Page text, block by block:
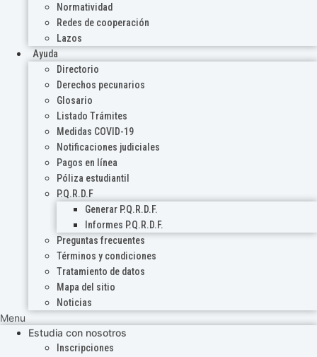
Normatividad
Redes de cooperación
Lazos
Ayuda
Directorio
Derechos pecunarios
Glosario
Listado Trámites
Medidas COVID-19
Notificaciones judiciales
Pagos en línea
Póliza estudiantil
P.Q.R.D.F
Generar P.Q.R.D.F.
Informes P.Q.R.D.F.
Preguntas frecuentes
Términos y condiciones
Tratamiento de datos
Mapa del sitio
Noticias
Menu
Estudia con nosotros
Inscripciones